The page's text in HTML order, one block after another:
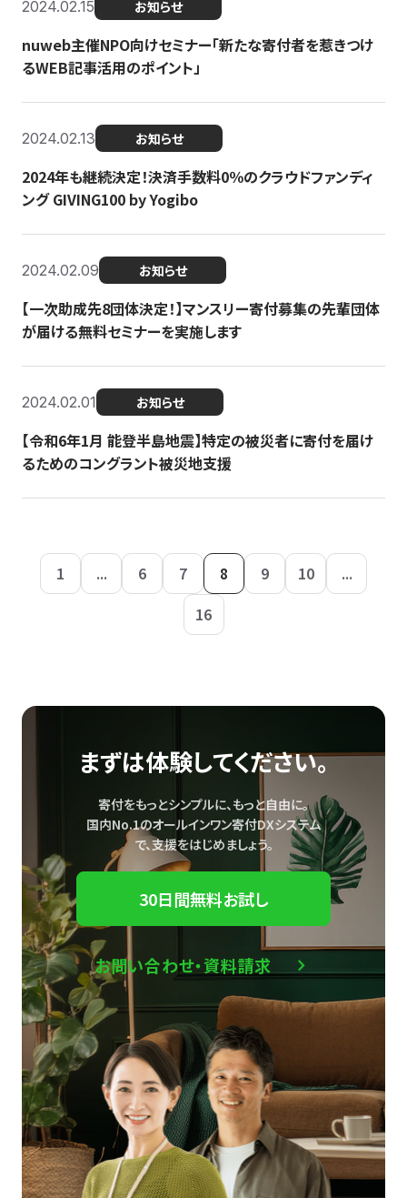
2024.02.15 お知らせ
nuweb主催NPO向けセミナー「新たな寄付者を惹きつけ
るWEB記事活用のポイント」
2024.02.13 お知らせ
2024年も継続決定！決済手数料0％のクラウドファンディ
ング GIVING100 by Yogibo
2024.02.09 お知らせ
【一次助成先8団体決定！】マンスリー寄付募集の先輩団体
が届ける無料セミナーを実施します
2024.02.01 お知らせ
【令和6年1月 能登半島地震】特定の被災者に寄付を届け
るためのコングラント被災地支援
1 ... 6 7 8 9 10
...
16
まずは体験してください。
寄付をもっとシンプルに、もっと自由に。
国内No.1のオールインワン寄付DXシステム
で、支援をはじめましょう。
30日間無料お試し
お問い合わせ・資料請求